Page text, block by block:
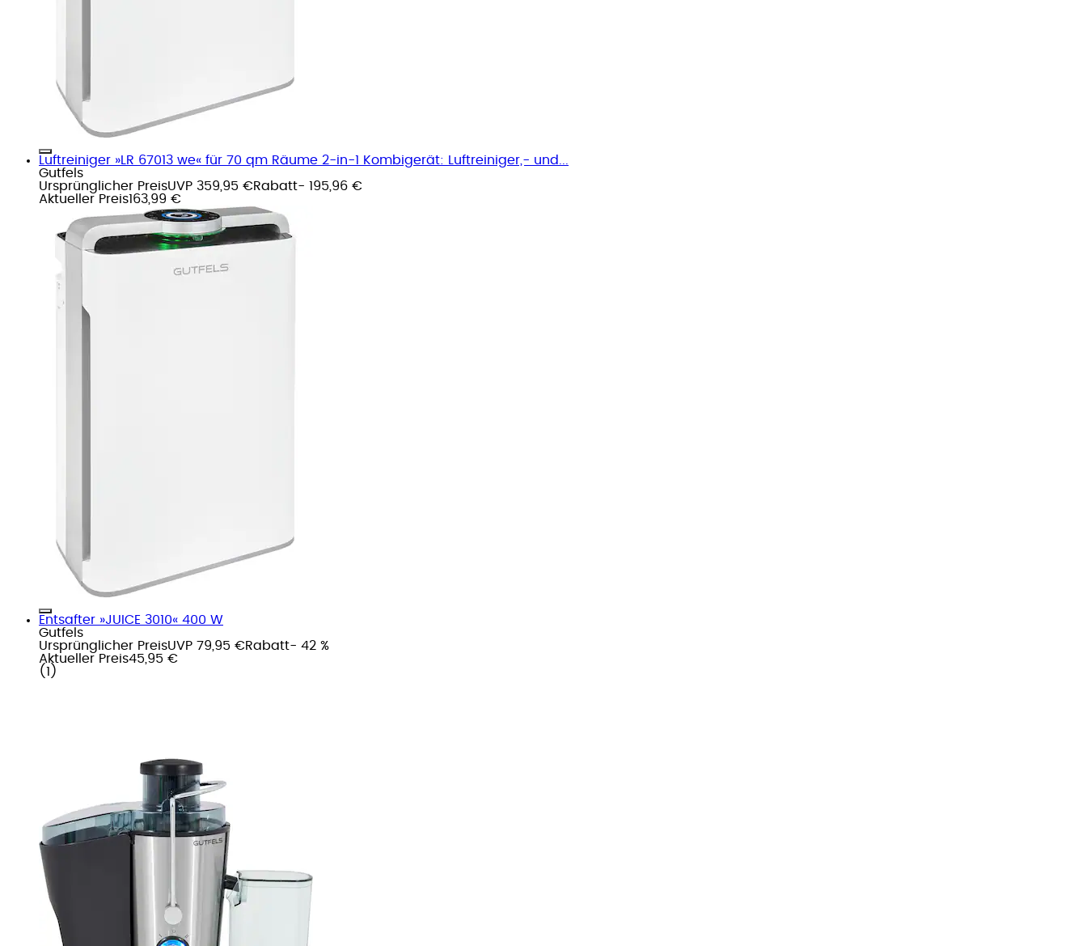
Luftreiniger »LR 67013 we« für 70 qm Räume 2-in-1 Kombigerät: Luftreiniger,- und...
Gutfels
Ursprünglicher PreisUVP 359,95 €Rabatt- 195,96 €
Aktueller Preis163,99 €
Entsafter »JUICE 3010« 400 W
Gutfels
Ursprünglicher PreisUVP 79,95 €Rabatt- 42 %
Aktueller Preis45,95 €
( 1 )